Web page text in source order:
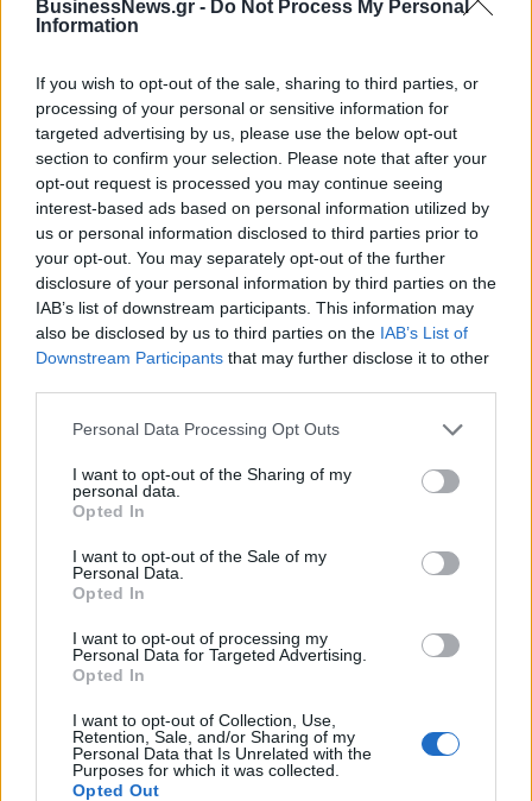
BusinessNews.gr - Do Not Process My Personal
Information
If you wish to opt-out of the sale, sharing to third parties, or
processing of your personal or sensitive information for
targeted advertising by us, please use the below opt-out
section to confirm your selection. Please note that after your
opt-out request is processed you may continue seeing
interest-based ads based on personal information utilized by
us or personal information disclosed to third parties prior to
your opt-out. You may separately opt-out of the further
disclosure of your personal information by third parties on the
IAB’s list of downstream participants. This information may
also be disclosed by us to third parties on the IAB’s List of
Downstream Participants that may further disclose it to other
Personal Data Processing Opt Outs
I want to opt-out of the Sharing of my
personal data.
Opted In
I want to opt-out of the Sale of my
Personal Data.
Opted In
I want to opt-out of processing my
Personal Data for Targeted Advertising.
Opted In
I want to opt-out of Collection, Use,
Retention, Sale, and/or Sharing of my
Personal Data that Is Unrelated with the
Purposes for which it was collected.
Opted Out
Όμιλος ΔΕΗ: Νέα συμφωνία για χαρτοφυλάκιο
έργων ΑΠΕ άνω των 2 GW σε Πολωνία και
Ουγγαρία
08/08/2026 - 10:26 ΕΝΕΡΓΕΙΑ
Χρηματιστήριο Αθηνών: Εβδομαδιαία άνοδος
1,76%, κέρδη 23,31% από τις αρχές του έτους
08/08/2026 - 12:36 ΟΙΚΟΝΟΜΙΑ
Health Monitoring: Η εθνική υποδομή για την
αξιοποίηση των δεδομένων υγείας προς όφελος
Ελληνική Αναπτυξιακή Τράπεζα: Με «προίκα» 2
δισ. ευρώ ανοίγει δρόμο για δάνεια έως 5 δισ. σε
08/08/2026 - 11:22 ΤΡΑΠΕΖΕΣ
Ελλάδα στη μεγάλη τεχνολογική μετάβαση
08/08/2026 - 10:54